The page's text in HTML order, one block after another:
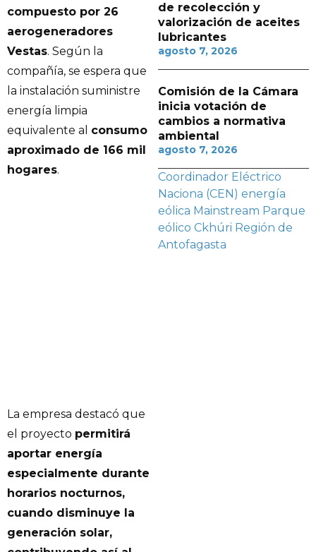
compuesto por 26
aerogeneradores
Vestas. Según la
compañía, se espera que
la instalación suministre
energía limpia
equivalente al consumo
aproximado de 166 mil
hogares.
La empresa destacó que
el proyecto permitirá
aportar energía
especialmente durante
horarios nocturnos,
cuando disminuye la
generación solar,
de recolección y
valorización de aceites
lubricantes
agosto 7, 2026
Comisión de la Cámara
inicia votación de
cambios a normativa
ambiental
agosto 7, 2026
Coordinador Eléctrico
Naciona (CEN) energía
eólica Mainstream Parque
eólico Ckhúri Región de
Antofagasta